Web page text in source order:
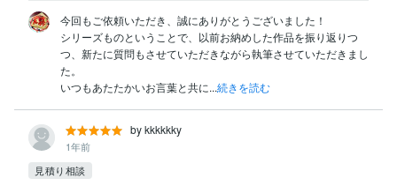
今回もご依頼いただき、誠にありがとうございました！
シリーズものということで、以前お納めした作品を振り返りつ
つ、新たに質問もさせていただきながら執筆させていただきまし
た。
いつもあたたかいお言葉と共に...続きを読む
by kkkkkky
1年前
見積り相談